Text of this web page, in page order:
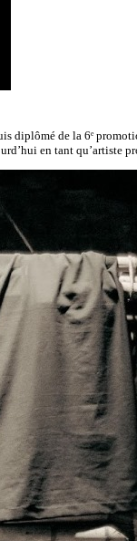
diplômé de la 6ᵉ
en tant qu’artiste